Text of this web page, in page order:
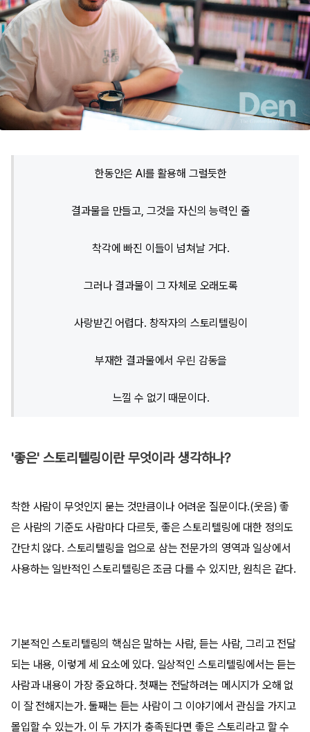
한동안은 AI를 활용해 그럴듯한
결과물을 만들고, 그것을 자신의 능력인 줄
착각에 빠진 이들이 넘쳐날 거다.
그러나 결과물이 그 자체로 오래도록
사랑받긴 어렵다. 창작자의 스토리텔링이
부재한 결과물에서 우린 감동을
느낄 수 없기 때문이다.
'좋은' 스토리텔링이란 무엇이라 생각하나?
착한 사람이 무엇인지 묻는 것만큼이나 어려운 질문이다.(웃음) 좋
은 사람의 기준도 사람마다 다르듯, 좋은 스토리텔링에 대한 정의도
간단치 않다. 스토리텔링을 업으로 삼는 전문가의 영역과 일상에서
사용하는 일반적인 스토리텔링은 조금 다를 수 있지만, 원칙은 같다.
기본적인 스토리텔링의 핵심은 말하는 사람, 듣는 사람, 그리고 전달
되는 내용, 이렇게 세 요소에 있다. 일상적인 스토리텔링에서는 듣는
사람과 내용이 가장 중요하다. 첫째는 전달하려는 메시지가 오해 없
이 잘 전해지는가. 둘째는 듣는 사람이 그 이야기에서 관심을 가지고
몰입할 수 있는가. 이 두 가지가 충족된다면 좋은 스토리라고 할 수